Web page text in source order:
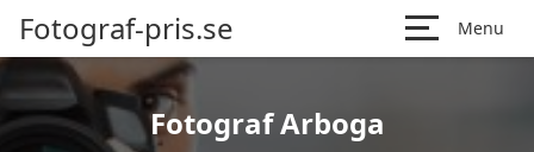
Fotograf-pris.se Menu
Fotograf Arboga